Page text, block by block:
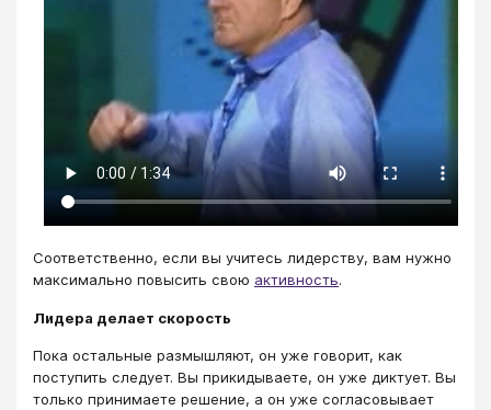
Соответственно, если вы учитесь лидерству, вам нужно
максимально повысить свою активность.
Лидера делает скорость
Пока остальные размышляют, он уже говорит, как
поступить следует. Вы прикидываете, он уже диктует. Вы
только принимаете решение, а он уже согласовывает